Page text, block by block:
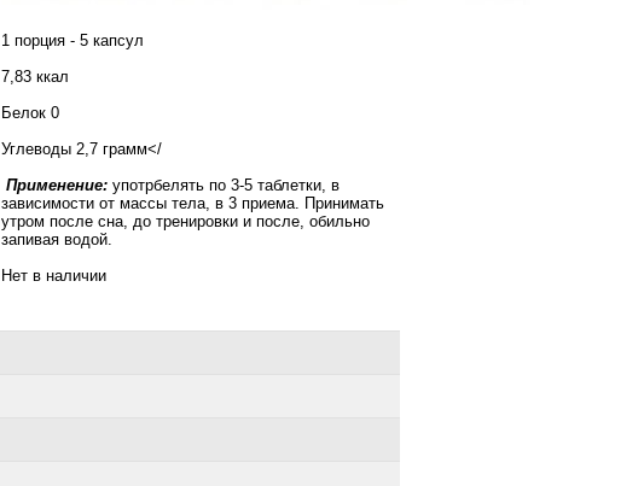
1 порция - 5 капсул
7,83 ккал
Белок 0
Углеводы 2,7 грамм</
Применение: употрбелять по 3-5 таблетки, в
зависимости от массы тела, в 3 приема. Принимать
утром после сна, до тренировки и после, обильно
запивая водой.
Нет в наличии